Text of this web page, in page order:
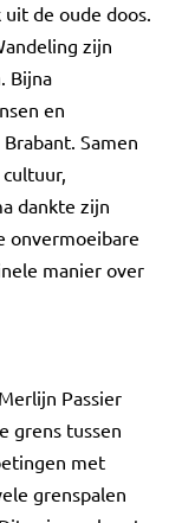
de oude doos.
zijn
Bijna
en
Samen
dankte zijn
onvermoeibare
manier over
Passier
grens tussen
met
grenspalen